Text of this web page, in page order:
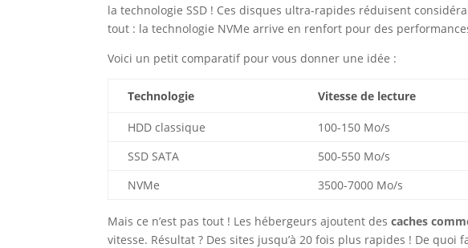
la technologie SSD ! Ces disques ultra-rapides réduisent
tout : la technologie NVMe arrive en renfort pour des
Voici un petit comparatif pour vous donner une idée :
Technologie Vitesse de lecture
HDD classique 100-150 Mo/s
SSD SATA
500-550 Mo/s
NVMe
3500-7000 Mo/s
Mais ce n’est pas tout ! Les hébergeurs ajoutent descaches
vitesse. Résultat ? Des sites jusqu’à 20 fois plus rapides ! De